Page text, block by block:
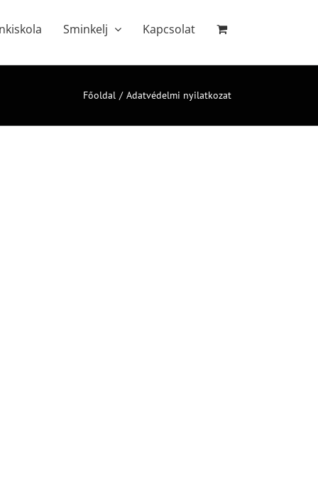
Sminkelj Kapcsolat
Főoldal Adatvédelmi nyilatkozat